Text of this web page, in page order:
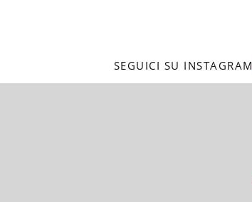
SEGUICI SU INSTAGRAM